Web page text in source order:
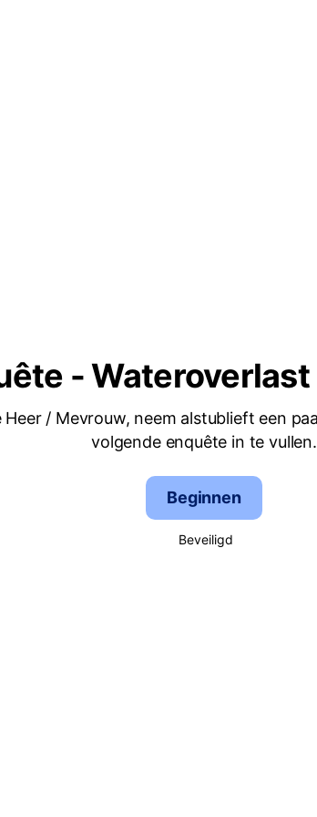
-
Heer / Mevrouw, neem alstublieft een
volgende enquête in te vullen.
Beginnen
Beveiligd